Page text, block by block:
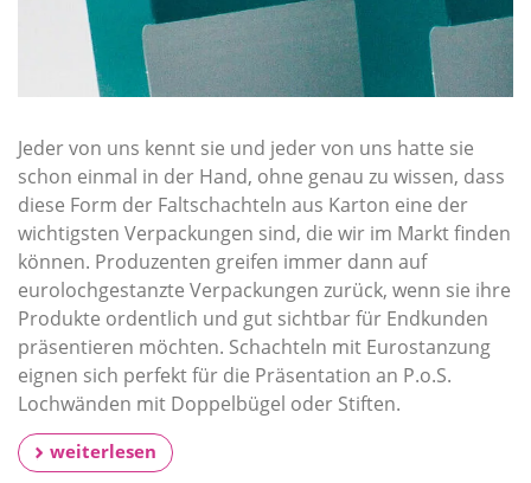
Jeder von uns kennt sie und jeder von uns hatte sie
schon einmal in der Hand, ohne genau zu wissen, dass
diese Form der Faltschachteln aus Karton eine der
wichtigsten Verpackungen sind, die wir im Markt finden
können. Produzenten greifen immer dann auf
eurolochgestanzte Verpackungen zurück, wenn sie ihre
Produkte ordentlich und gut sichtbar für Endkunden
präsentieren möchten. Schachteln mit Eurostanzung
eignen sich perfekt für die Präsentation an P.o.S.
Lochwänden mit Doppelbügel oder Stiften.
weiterlesen